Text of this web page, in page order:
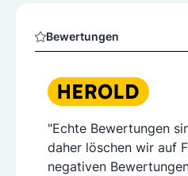
Bewertungen
"Echte Bewertungen
daher löschen wir auf
negativen